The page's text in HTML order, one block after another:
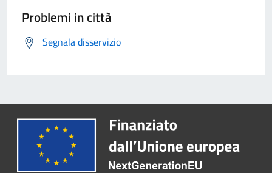
Problemi in città
Segnala disservizio